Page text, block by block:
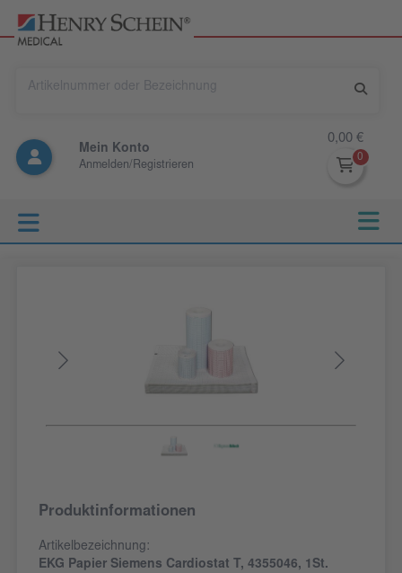
Mein Konto
Anmelden/Registrieren
0,00 €
Produktinformationen
Artikelbezeichnung:
EKG Papier Siemens Cardiostat T, 4355046, 1St.